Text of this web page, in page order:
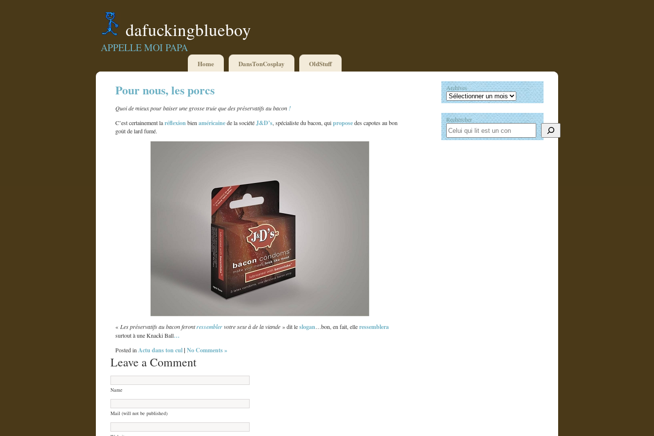
dafuckingblueboy
APPELLE MOI PAPA
Home DansTonCosplay OldStuff
Pour nous, les porcs
Quoi de mieux pour baiser une grosse truie que des préservatifs au bacon !
C’est certainement laréflexionbienaméricainede la sociétéJ&D’s, spécialiste du bacon, quiproposedes capotes au bon
goût de lard fumé.
« Les préservatifs au bacon ferontressemblervotre sexe à de la viande » dit leslogan…bon, en fait, elleressemblera
surtout à une Knacki Ball…
Posted inActu dans ton cul| No Comments »
Leave a Comment
Name
Mail (will not be published)
Archives
Rechercher